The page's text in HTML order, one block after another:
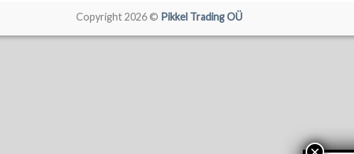
Copyright 2026 © Pikkel Trading OÜ